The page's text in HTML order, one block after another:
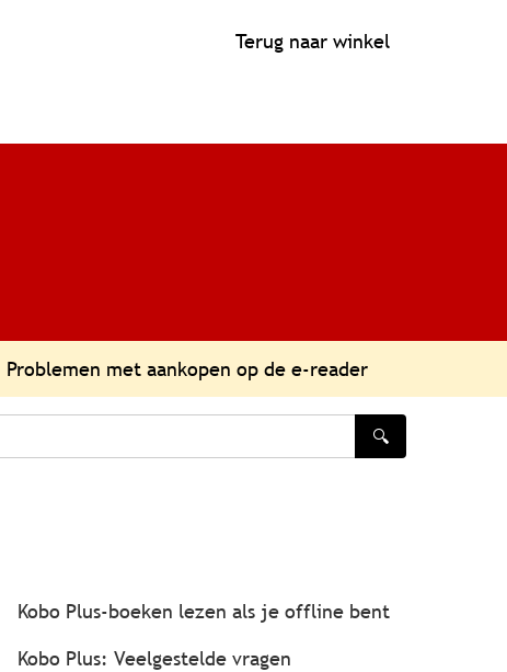
Terug naar winkel
Problemen met aankopen op de e-reader
🔍
Kobo Plus-boeken lezen als je offline bent
Kobo Plus: Veelgestelde vragen